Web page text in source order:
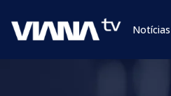
Notícias